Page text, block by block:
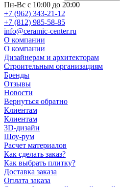
Пн-Вс с 10:00 до 20:00
+7 (962) 343-21-12
+7 (812) 985-58-85
info@ceramic-center.ru
О компании
О компании
Дизайнерам и архитекторам
Строительным организациям
Бренды
Отзывы
Новости
Вернуться обратно
Клиентам
Клиентам
3D-дизайн
Шоу-рум
Расчет материалов
Как сделать заказ?
Как выбрать плитку?
Доставка заказа
Оплата заказа